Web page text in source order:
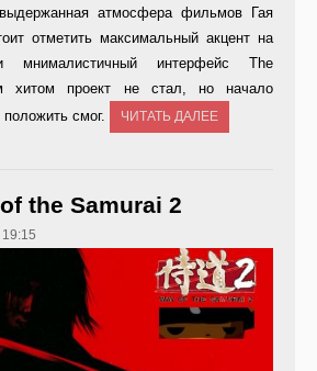
атмосфера фильмов Гая
отметить максимальный акцент на
мнималистичный интерфейс The
хитом проект не стал, но начало
смог.
ЧИТАТЬ ДАЛЕЕ
the Samurai 2